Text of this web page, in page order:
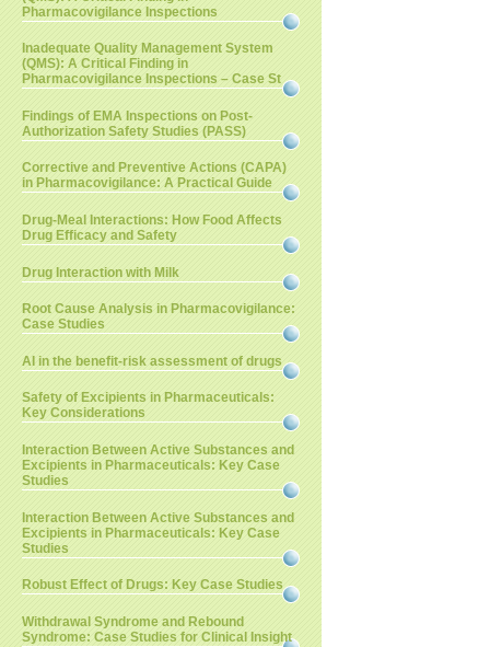
Pharmacovigilance Inspections
Inadequate Quality Management System
(QMS): A Critical Finding in
Pharmacovigilance Inspections – Case St
Findings of EMA Inspections on Post-
Authorization Safety Studies (PASS)
Corrective and Preventive Actions (CAPA)
in Pharmacovigilance: A Practical Guide
Drug-Meal Interactions: How Food Affects
Drug Efficacy and Safety
Drug Interaction with Milk
Root Cause Analysis in Pharmacovigilance:
Case Studies
AI in the benefit-risk assessment of drugs
Safety of Excipients in Pharmaceuticals:
Key Considerations
Interaction Between Active Substances and
Excipients in Pharmaceuticals: Key Case
Studies
Interaction Between Active Substances and
Excipients in Pharmaceuticals: Key Case
Studies
Robust Effect of Drugs: Key Case Studies
Withdrawal Syndrome and Rebound
Syndrome: Case Studies for Clinical Insight